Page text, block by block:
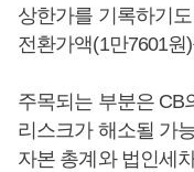
상한가를 기록하기
전환가액(1만7601원
주목되는 부분은 CB
리스크가 해소될 가
자본 총계와 법인세